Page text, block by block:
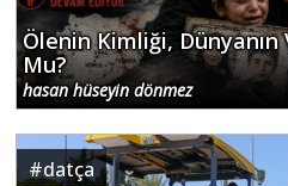
Ölenin Kimliği, Dünyanın
Mu?
hasan hüseyin dönmez
#datça